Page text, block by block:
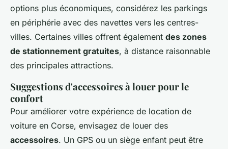
options plus économiques, considérez les parkings
en périphérie avec des navettes vers les centres-
villes. Certaines villes offrent également des zones
de stationnement gratuites, à distance raisonnable
des principales attractions.
Suggestions d'accessoires à louer pour le
confort
Pour améliorer votre expérience de location de
voiture en Corse, envisagez de louer des
accessoires. Un GPS ou un siège enfant peut être